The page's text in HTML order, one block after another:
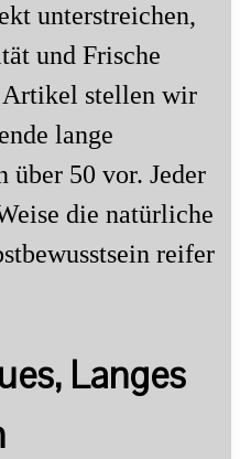
unterstreichen,
und Frische
Artikel stellen wir
lange
über 50 vor. Jeder
die natürliche
reifer
Langes